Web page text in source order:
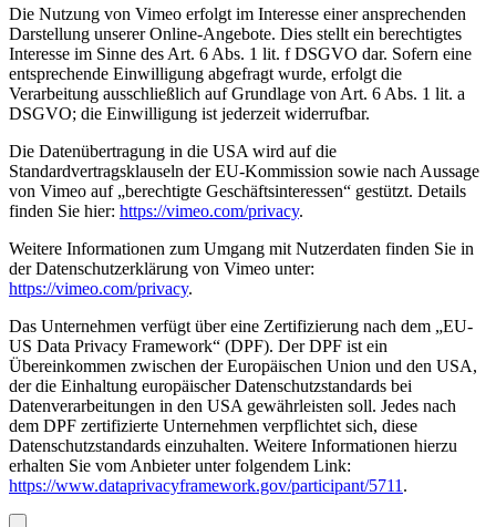
Die Nutzung von Vimeo erfolgt im Interesse einer ansprechenden
Darstellung unserer Online-Angebote. Dies stellt ein berechtigtes
Interesse im Sinne des Art. 6 Abs. 1 lit. f DSGVO dar. Sofern eine
entsprechende Einwilligung abgefragt wurde, erfolgt die
Verarbeitung ausschließlich auf Grundlage von Art. 6 Abs. 1 lit. a
DSGVO; die Einwilligung ist jederzeit widerrufbar.
Die Datenübertragung in die USA wird auf die
Standardvertragsklauseln der EU-Kommission sowie nach Aussage
von Vimeo auf „berechtigte Geschäftsinteressen“ gestützt. Details
finden Sie hier: https://vimeo.com/privacy.
Weitere Informationen zum Umgang mit Nutzerdaten finden Sie in
der Datenschutzerklärung von Vimeo unter:
https://vimeo.com/privacy.
Das Unternehmen verfügt über eine Zertifizierung nach dem „EU-
US Data Privacy Framework“ (DPF). Der DPF ist ein
Übereinkommen zwischen der Europäischen Union und den USA,
der die Einhaltung europäischer Datenschutzstandards bei
Datenverarbeitungen in den USA gewährleisten soll. Jedes nach
dem DPF zertifizierte Unternehmen verpflichtet sich, diese
Datenschutzstandards einzuhalten. Weitere Informationen hierzu
erhalten Sie vom Anbieter unter folgendem Link:
https://www.dataprivacyframework.gov/participant/5711 .